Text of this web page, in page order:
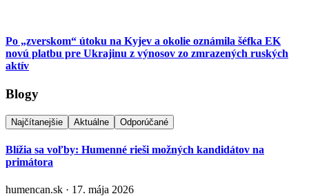
Po „zverskom“ útoku na Kyjev a okolie oznámila šéfka EK
novú platbu pre Ukrajinu z výnosov zo zmrazených ruských
aktív
Blogy
Najčítanejšie Aktuálne Odporúčané
Blížia sa voľby: Humenné rieši možných kandidátov na
primátora
humencan.sk · 17. mája 2026